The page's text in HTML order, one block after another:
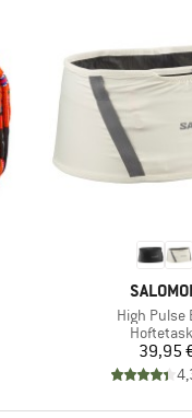
MÆRKE
Artikel
High Pulse
Pris
39,95